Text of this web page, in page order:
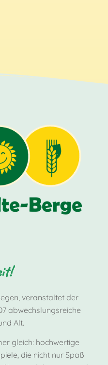
veranstaltet der
abwechslungsreiche
Alt.
gleich: hochwertige
die nicht nur Spaß